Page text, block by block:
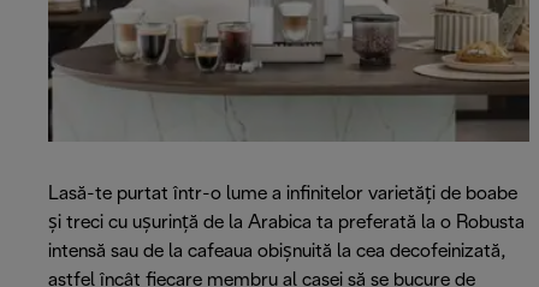
Lasă-te purtat într-o lume a infinitelor varietăți de boabe
și treci cu ușurință de la Arabica ta preferată la o Robusta
intensă sau de la cafeaua obișnuită la cea decofeinizată,
astfel încât fiecare membru al casei să se bucure de